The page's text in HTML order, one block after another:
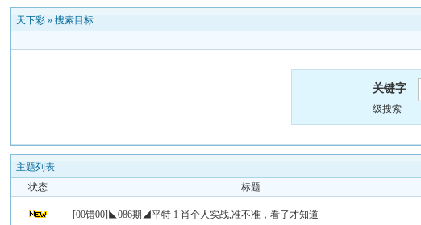
天下彩 »搜索目标
关键字
级搜索
主题列表
状态
标题
[00错00]◣086期◢平特 1 肖个人实战,准不准，看了才知道